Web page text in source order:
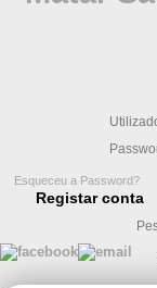
Esqueceu a Password?
Registar conta